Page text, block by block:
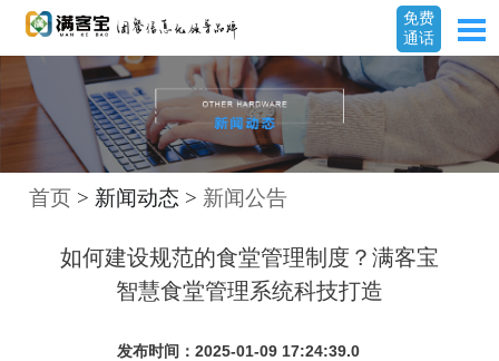
免费
通话
首页 > 新闻动态 > 新闻公告
如何建设规范的食堂管理制度？满客宝
智慧食堂管理系统科技打造
发布时间：2025-01-09 17:24:39.0